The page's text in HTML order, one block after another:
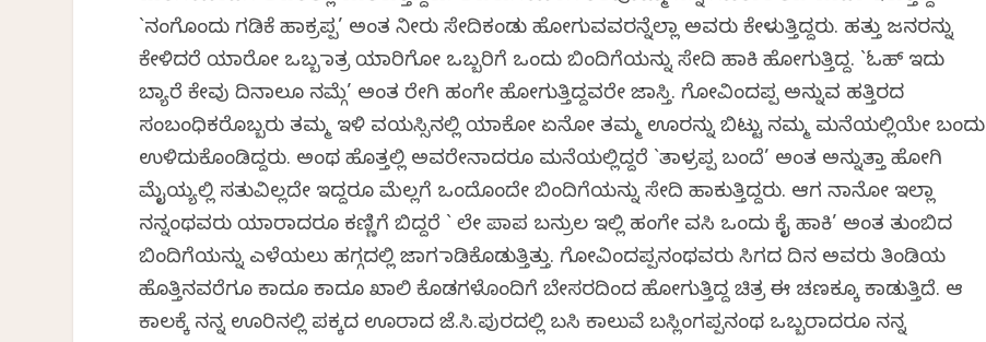
`ನಂಗೊಂದು ಗಡಿಕೆ ಹಾಕ್ರಪ್ಪ’ ಅಂತ ನೀರು ಸೇದಿಕಂಡು ಹೋಗುವವರನ್ನೆಲ್ಲಾ ಅವರು ಕೇಳುತ್ತಿದ್ದರು. ಹತ್ತು ಜನರನ್ನು
ಕೇಳಿದರೆ ಯಾರೋ ಒಬ್ಬ ಮಾತ್ರ ಯಾರಿಗೋ ಒಬ್ಬರಿಗೆ ಒಂದು ಬಿಂದಿಗೆಯನ್ನು ಸೇದಿ ಹಾಕಿ ಹೋಗುತ್ತಿದ್ದ. `ಓಹ್ ಇದು
ಬ್ಯಾರೆ ಕೇವು ದಿನಾಲೂ ನಮ್ಗೆ’ ಅಂತ ರೇಗಿ ಹಂಗೇ ಹೋಗುತ್ತಿದ್ದವರೇ ಜಾಸ್ತಿ. ಗೋವಿಂದಪ್ಪ ಅನ್ನುವ ಹತ್ತಿರದ
ಸಂಬಂಧಿಕರೊಬ್ಬರು ತಮ್ಮ ಇಳಿ ವಯಸ್ಸಿನಲ್ಲಿ ಯಾಕೋ ಏನೋ ತಮ್ಮ ಊರನ್ನು ಬಿಟ್ಟು ನಮ್ಮ ಮನೆಯಲ್ಲಿಯೇ ಬಂದು
ಉಳಿದುಕೊಂಡಿದ್ದರು. ಅಂಥ ಹೊತ್ತಲ್ಲಿ ಅವರೇನಾದರೂ ಮನೆಯಲ್ಲಿದ್ದರೆ `ತಾಳ್ರಪ್ಪ ಬಂದೆ’ ಅಂತ ಅನ್ನುತ್ತಾ ಹೋಗಿ
ಮೈಯ್ಯಲ್ಲಿ ಸತುವಿಲ್ಲದೇ ಇದ್ದರೂ ಮೆಲ್ಲಗೆ ಒಂದೊಂದೇ ಬಿಂದಿಗೆಯನ್ನು ಸೇದಿ ಹಾಕುತ್ತಿದ್ದರು. ಆಗ ನಾನೋ ಇಲ್ಲಾ
ನನ್ನಂಥವರು ಯಾರಾದರೂ ಕಣ್ಣಿಗೆ ಬಿದ್ದರೆ ` ಲೇ ಪಾಪ ಬನ್ರುಲ ಇಲ್ಲಿ ಹಂಗೇ ವಸಿ ಒಂದು ಕೈ ಹಾಕಿ’ ಅಂತ ತುಂಬಿದ
ಬಿಂದಿಗೆಯನ್ನು ಎಳೆಯಲು ಹಗ್ಗದಲ್ಲಿ ಜಾಗ ಮಾಡಿಕೊಡುತ್ತಿತ್ತು. ಗೋವಿಂದಪ್ಪನಂಥವರು ಸಿಗದ ದಿನ ಅವರು ತಿಂಡಿಯ
ಹೊತ್ತಿನವರೆಗೂ ಕಾದೂ ಕಾದೂ ಖಾಲಿ ಕೊಡಗಳೊಂದಿಗೆ ಬೇಸರದಿಂದ ಹೋಗುತ್ತಿದ್ದ ಚಿತ್ರ ಈ ಚಣಕ್ಕೂ ಕಾಡುತ್ತಿದೆ. ಆ
ಕಾಲಕ್ಕೆ ನನ್ನ ಊರಿನಲ್ಲಿ ಪಕ್ಕದ ಊರಾದ ಜೆ.ಸಿ.ಪುರದಲ್ಲಿ ಬಸಿ ಕಾಲುವೆ ಬಸ್ಲಿಂಗಪ್ಪನಂಥ ಒಬ್ಬರಾದರೂ ನನ್ನ